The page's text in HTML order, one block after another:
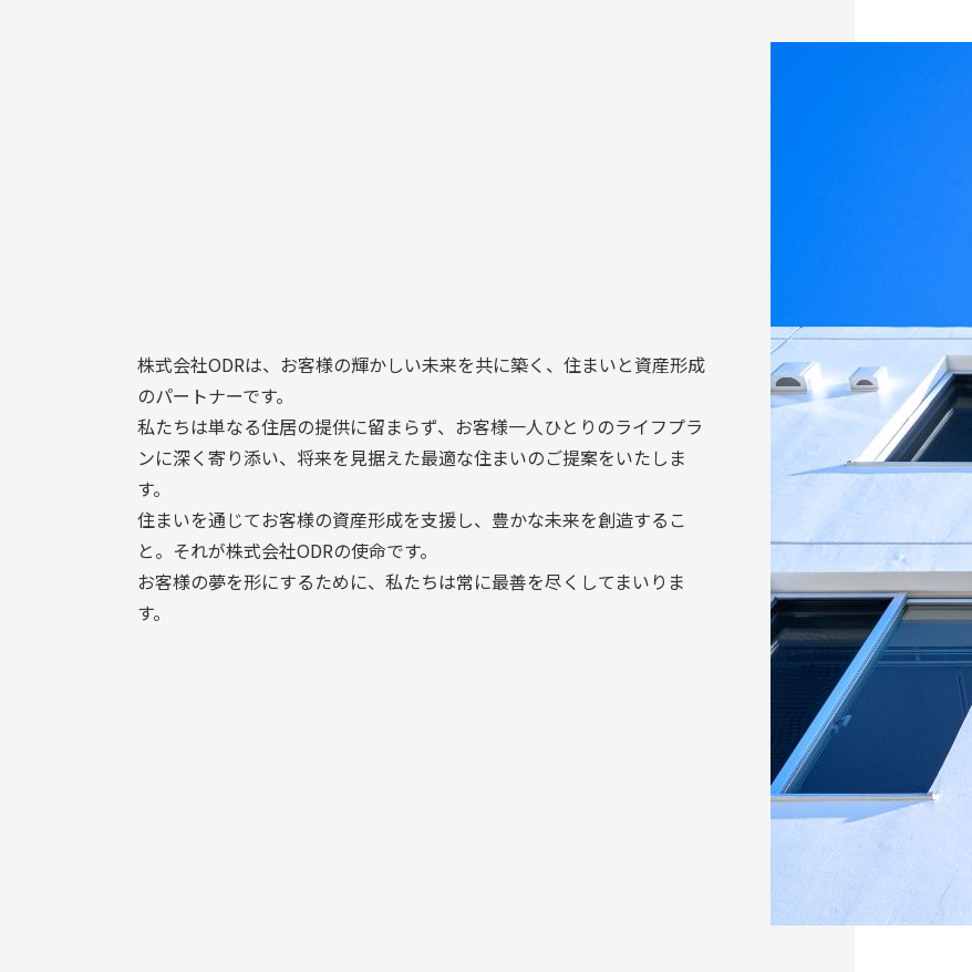
株式会社ODRは、お客様の輝かしい未来を共に築く、住まいと資産形成
のパートナーです。
私たちは単なる住居の提供に留まらず、お客様一人ひとりのライフプラ
ンに深く寄り添い、将来を見据えた最適な住まいのご提案をいたしま
す。
住まいを通じてお客様の資産形成を支援し、豊かな未来を創造するこ
と。それが株式会社ODRの使命です。
お客様の夢を形にするために、私たちは常に最善を尽くしてまいりま
す。